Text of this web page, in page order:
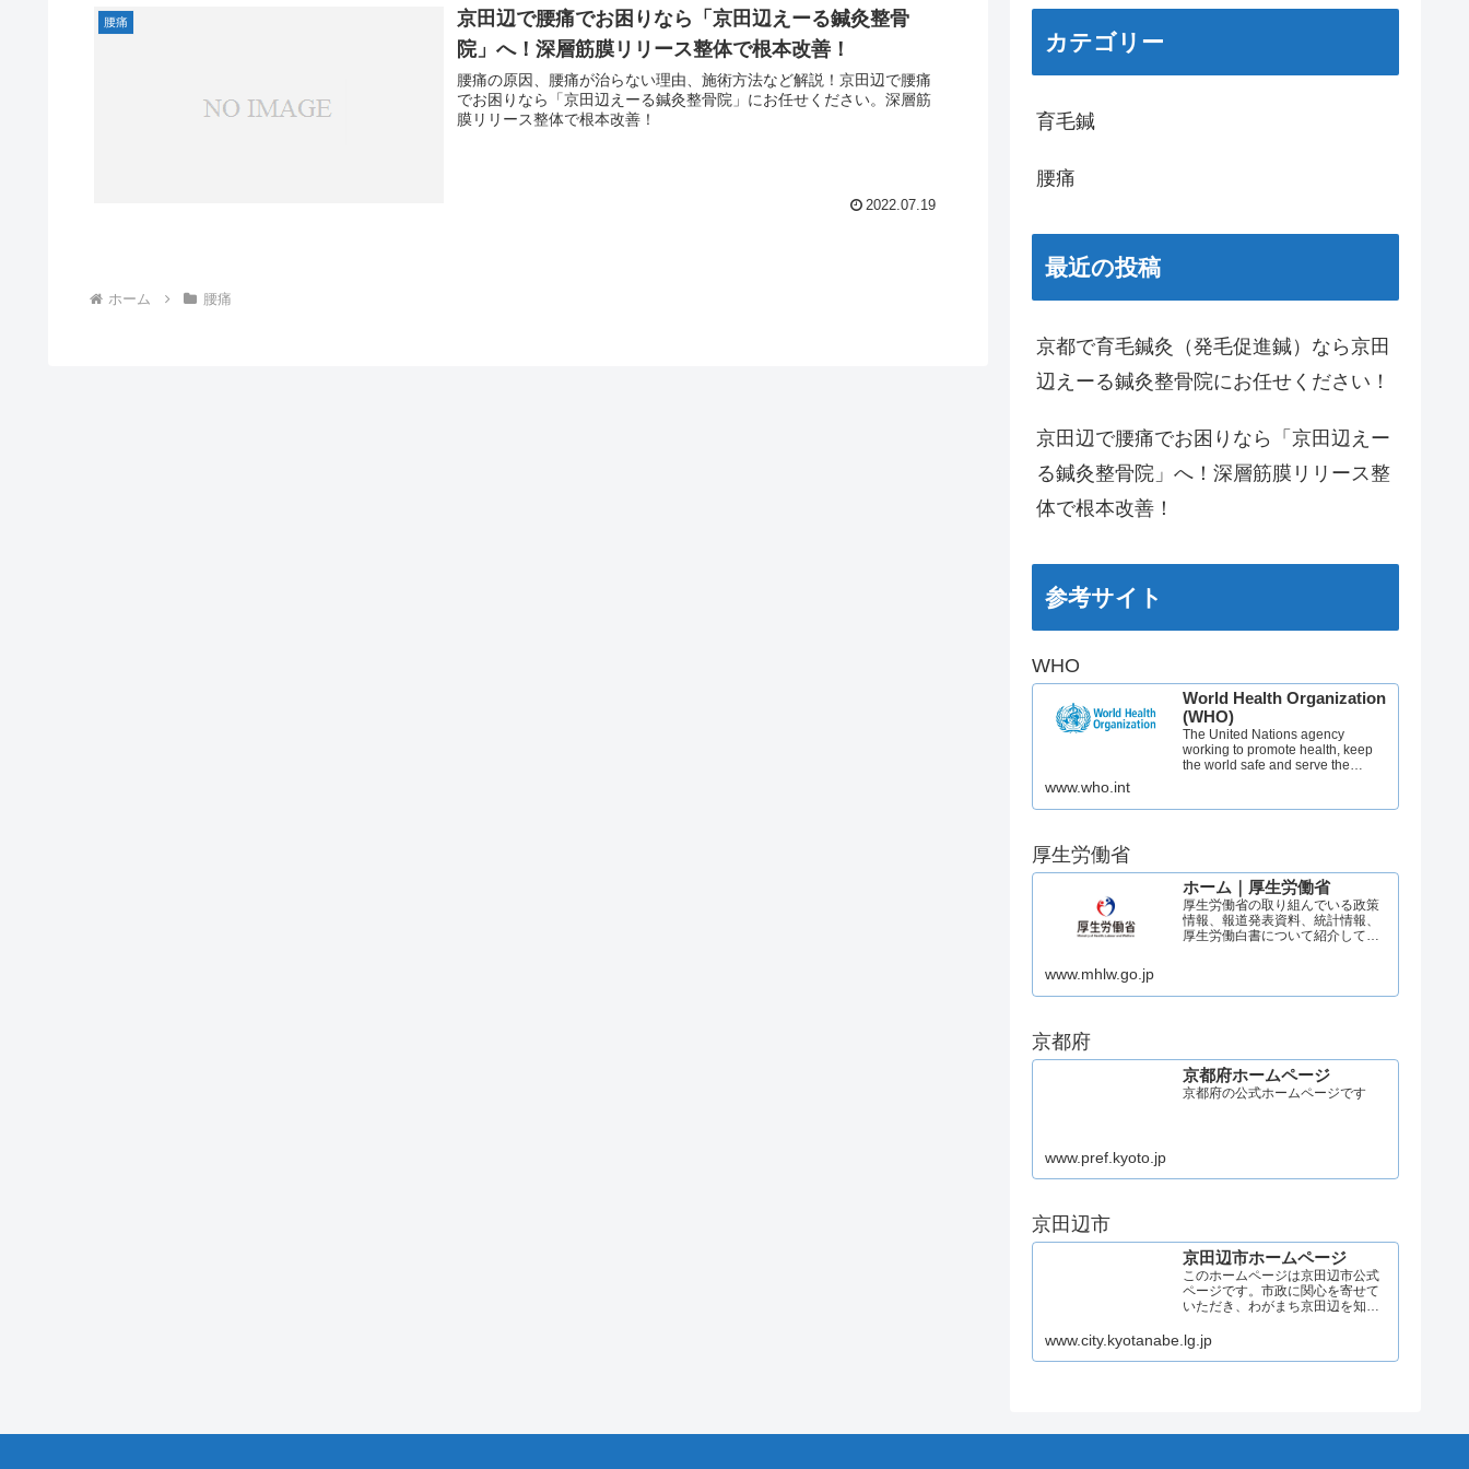
腰痛
京田辺で腰痛でお困りなら「京田辺えーる鍼灸整骨
院」へ！深層筋膜リリース整体で根本改善！
腰痛の原因、腰痛が治らない理由、施術方法など解説！京田辺で腰痛
でお困りなら「京田辺えーる鍼灸整骨院」にお任せください。深層筋
膜リリース整体で根本改善！
2022.07.19
ホーム 腰痛
カテゴリー
育毛鍼
腰痛
最近の投稿
京都で育毛鍼灸（発毛促進鍼）なら京田
辺えーる鍼灸整骨院にお任せください！
京田辺で腰痛でお困りなら「京田辺えー
る鍼灸整骨院」へ！深層筋膜リリース整
体で根本改善！
参考サイト
WHO
World Health Organization
(WHO)
The United Nations agency
working to promote health, keep
the world safe and serve the
www.who.int
厚生労働省
ホーム｜厚生労働省
厚生労働省の取り組んでいる政策
情報、報道発表資料、統計情報、
厚生労働白書について紹介してい
www.mhlw.go.jp
京都府
京都府ホームページ
京都府の公式ホームページです
www.pref.kyoto.jp
京田辺市
京田辺市ホームページ
このホームページは京田辺市公式
ページです。市政に関心を寄せて
いただき、わがまち京田辺を知っ
対応した情報提供を努めます。
www.city.kyotanabe.lg.jp